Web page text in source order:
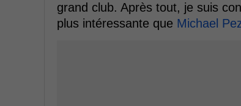
grand club. Après tout, je suis
plus intéressante que Michael